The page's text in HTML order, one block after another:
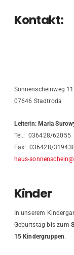
Kontakt:
Sonnenscheinweg 11
07646 Stadtroda
Leiterin: Maria
Tel.: 036428/62055
Fax: 036428/
haus-
Kinder
In unserem
Geburtstag bis zum
15 Kindergruppen.